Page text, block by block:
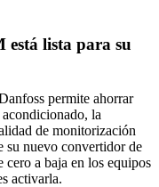
lista para su
permite ahorrar
la
de monitorización
su nuevo convertidor de
a baja en los equipos
activarla.